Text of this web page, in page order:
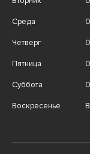
Среда
Четверг
Пятница
Суббота
Воскресенье